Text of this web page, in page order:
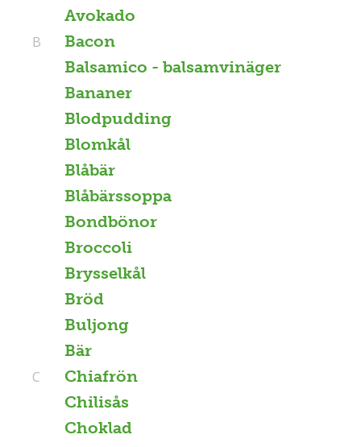
Avokado
Bacon
B
Balsamico - balsamvinäger
Bananer
Blodpudding
Blomkål
Blåbär
Blåbärssoppa
Bondbönor
Broccoli
Brysselkål
Bröd
Buljong
Bär
Chiafrön
C
Chilisås
Choklad